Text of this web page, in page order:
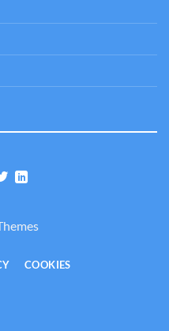
COOKIES